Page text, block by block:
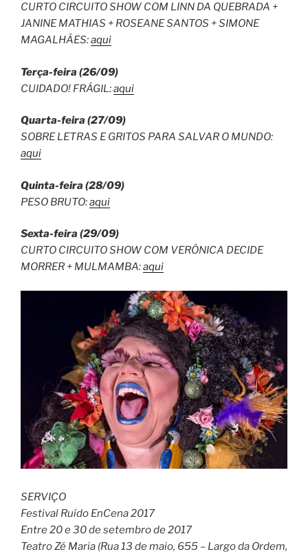
CURTO CIRCUITO SHOW COM LINN DA QUEBRADA +
JANINE MATHIAS + ROSEANE SANTOS + SIMONE
MAGALHÃES:aqui
Terça-feira (26/09)
CUIDADO! FRÁGIL:aqui
Quarta-feira (27/09)
SOBRE LETRAS E GRITOS PARA SALVAR O MUNDO:
aqui
Quinta-feira (28/09)
PESO BRUTO:aqui
Sexta-feira (29/09)
CURTO CIRCUITO SHOW COM VERÔNICA DECIDE
MORRER + MULMAMBA:aqui
SERVIÇO
Festival Ruído EnCena 2017
Entre 20 e 30 de setembro de 2017
Teatro Zé Maria (Rua 13 de maio, 655 – Largo da Ordem,